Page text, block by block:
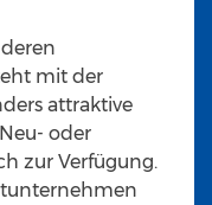
mit der
attraktive
oder
zur Verfügung.